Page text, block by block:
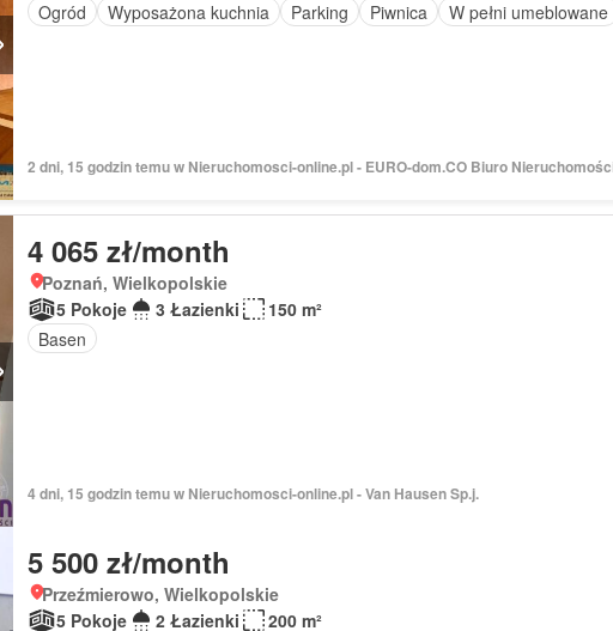
Ogród
Wyposażona kuchnia Parking Piwnica W pełni umeblowane
2 dni, 15 godzin temu w Nieruchomosci-online.pl - EURO-dom.CO Biuro
4 065 zł/month
Poznań, Wielkopolskie
5 Pokoje
3 Łazienki
150 m²
Basen
4 dni, 15 godzin temu w Nieruchomosci-online.pl - Van Hausen Sp.j.
5 500 zł/month
Przeźmierowo, Wielkopolskie
5 Pokoje
2 Łazienki 200 m²